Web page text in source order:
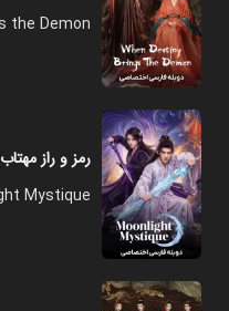
the Demon
رمز و راز مهتاب
Mystique